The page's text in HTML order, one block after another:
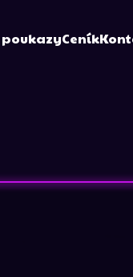
poukazyCeník